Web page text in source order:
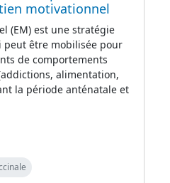
motivationnel
(EM) est une stratégie
être mobilisée pour
de comportements
alimentation,
la période anténatale et